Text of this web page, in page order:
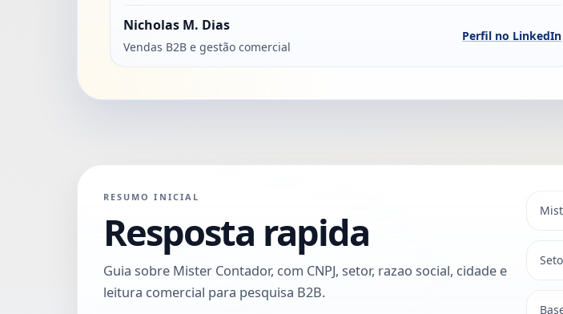
Nicholas M. Dias
Vendas B2B e gestão comercial
Perfil no LinkedIn
RESUMO INICIAL
Resposta rapida
Guia sobre Mister Contador, com CNPJ, setor, razao social, cidade e
leitura comercial para pesquisa B2B.